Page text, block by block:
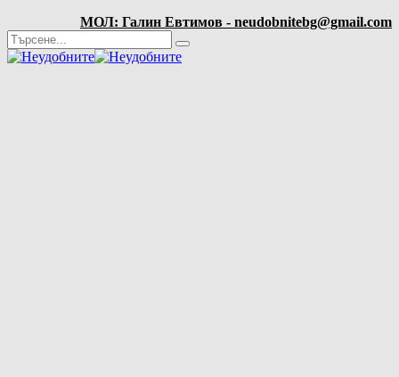
МОЛ: Галин Евтимов - neudobnitebg@gmail.com